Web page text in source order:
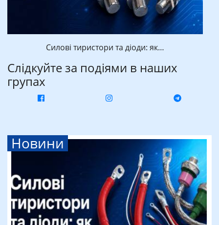
Силові тиристори та діоди: як…
Слідкуйте за подіями в наших
групах
Новини